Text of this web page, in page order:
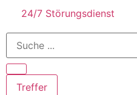
24/7 Störungsdienst
Treffer